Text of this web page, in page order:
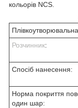
кольорів NCS.
Розчинник:
Спосіб нанесення:
Норма покриття
один шар: